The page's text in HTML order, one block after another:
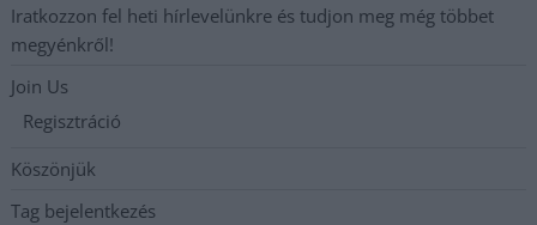
Iratkozzon fel heti hírlevelünkre és tudjon meg még többet
megyénkről!
Join Us
Regisztráció
Köszönjük
Tag bejelentkezés